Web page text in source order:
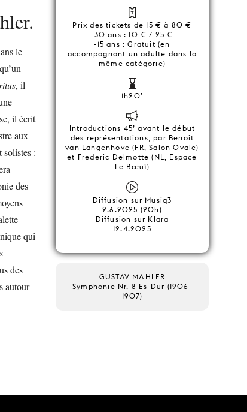
le
, il
il écrit
aux
:
des
qui
des
autour
Prix des tickets de 15 € à 80 €
-30 ans : 10 € / 25 €
-15 ans : Gratuit (en
accompagnant un adulte dans la
même catégorie)
1h20’
Introductions 45’ avant le début
des représentations, par Benoit
van Langenhove (FR, Salon Ovale)
et Frederic Delmotte (NL, Espace
Le Bœuf)
Diffusion sur Musiq3
2.6.2025 (20h)
Diffusion sur Klara
12.4.2025
GUSTAV MAHLER
Symphonie Nr. 8 Es-Dur (1906-
1907)